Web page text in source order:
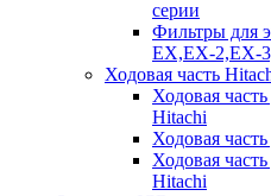
серии
Фильтры для
EX,EX-2,EX-
Ходовая часть
Ходовая
Hitachi
Ходовая
Ходовая
Hitachi